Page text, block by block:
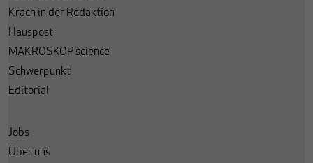
Krach in der Redaktion
Hauspost
MAKROSKOP science
Schwerpunkt
Editorial
Jobs
Über uns